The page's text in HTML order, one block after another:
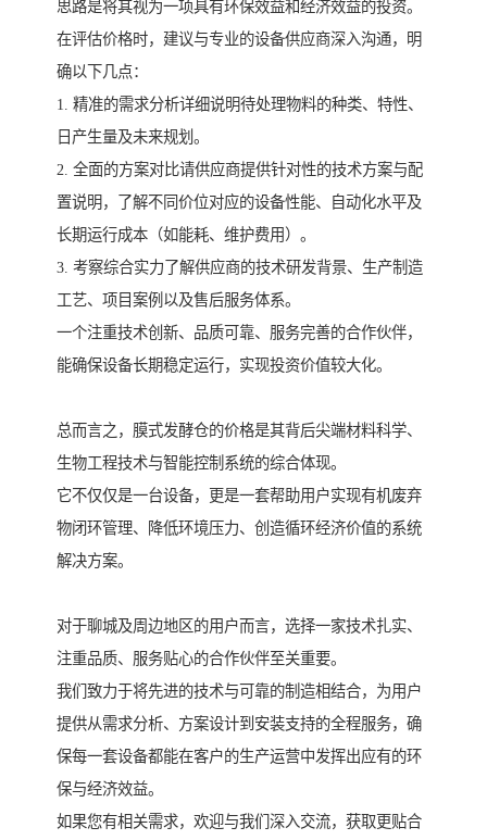
思路是将其视为一项具有环保效益和经济效益的投资。
在评估价格时，建议与专业的设备供应商深入沟通，明
确以下几点：
1. 精准的需求分析详细说明待处理物料的种类、特性、
日产生量及未来规划。
2. 全面的方案对比请供应商提供针对性的技术方案与配
置说明，了解不同价位对应的设备性能、自动化水平及
长期运行成本（如能耗、维护费用）。
3. 考察综合实力了解供应商的技术研发背景、生产制造
工艺、项目案例以及售后服务体系。
一个注重技术创新、品质可靠、服务完善的合作伙伴，
能确保设备长期稳定运行，实现投资价值较大化。
总而言之，膜式发酵仓的价格是其背后尖端材料科学、
生物工程技术与智能控制系统的综合体现。
它不仅仅是一台设备，更是一套帮助用户实现有机废弃
物闭环管理、降低环境压力、创造循环经济价值的系统
解决方案。
对于聊城及周边地区的用户而言，选择一家技术扎实、
注重品质、服务贴心的合作伙伴至关重要。
我们致力于将先进的技术与可靠的制造相结合，为用户
提供从需求分析、方案设计到安装支持的全程服务，确
保每一套设备都能在客户的生产运营中发挥出应有的环
保与经济效益。
如果您有相关需求，欢迎与我们深入交流，获取更贴合